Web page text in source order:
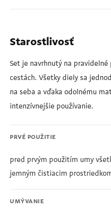
Starostlivosť
Set je navrhnutý na pravidelné
cestách. Všetky diely sa
na seba a vďaka odolnému
intenzívnejšie používanie.
PRVÉ POUŽITIE
pred prvým použitím umy
jemným čistiacim
UMÝVANIE